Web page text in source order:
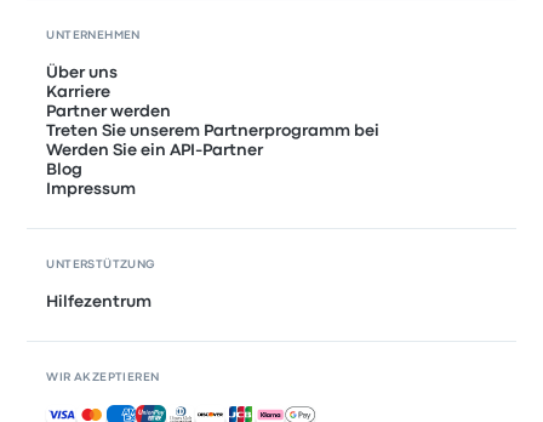
UNTERNEHMEN
Über uns
Karriere
Partner werden
Treten Sie unserem Partnerprogramm bei
Werden Sie ein API-Partner
Blog
Impressum
UNTERSTÜTZUNG
Hilfezentrum
WIR AKZEPTIEREN
Akzeptierte Zahlungsmethoden